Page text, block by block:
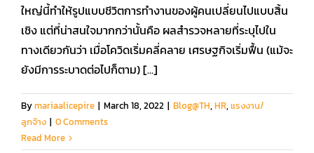
ใหญ่นี้ทำให้รูปแบบชีวิตการทำงานของผู้คนเปลี่ยนไปแบบสิ้น
เชิง แต่ที่น่าสนใจมากกว่านั้นคือ ผลสำรวจหลายที่ระบุไปใน
ทางเดียวกันว่า เมื่อโควิดเริ่มคลี่คลาย เศรษฐกิจเริ่มฟื้น (แม้จะ
ยังมีการระบาดต่อไปก็ตาม) [...]
Bymariaalicepire | March 18, 2022 | Blog@TH, HR, แรงงาน/
ลูกจ้าง | 0 Comments
Read More